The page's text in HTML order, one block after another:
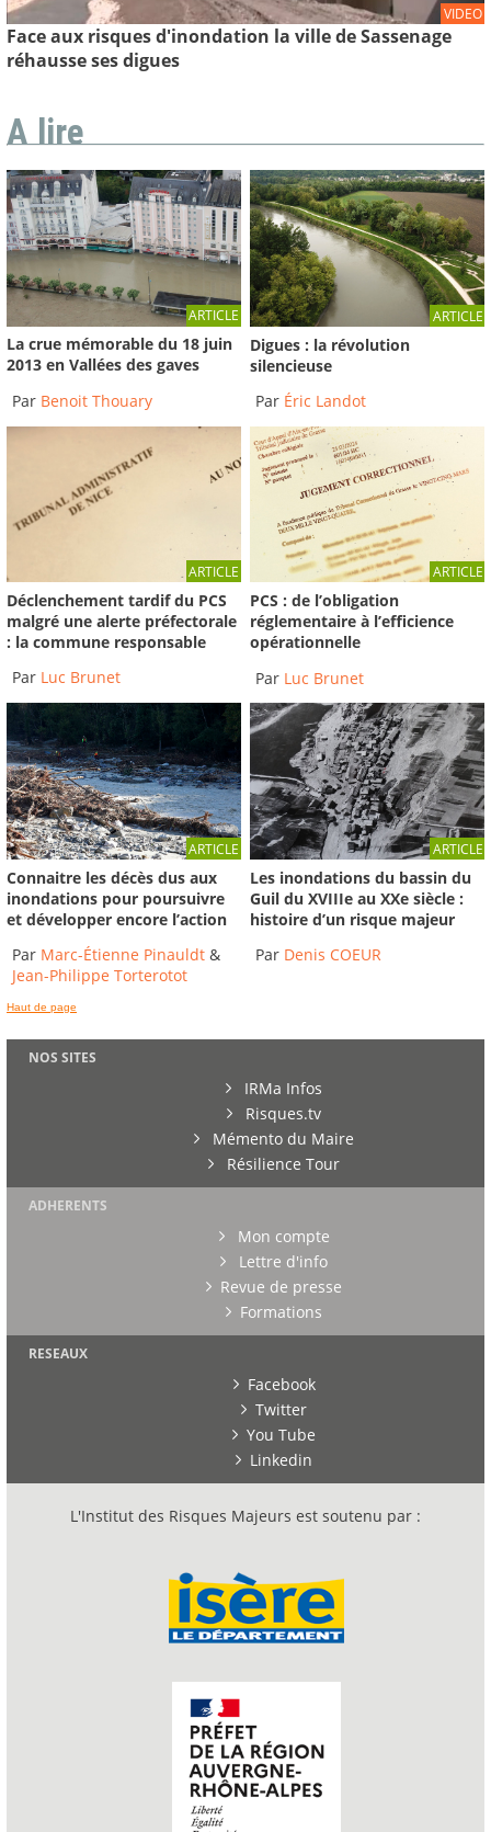
VIDEO
Face aux risques d'inondation la ville de Sassenage
réhausse ses digues
A lire
ARTICLE
La crue mémorable du 18 juin
2013 en Vallées des gaves
Par Benoit Thouary
ARTICLE
Digues : la révolution
silencieuse
Par Éric Landot
ARTICLE
Déclenchement tardif du PCS
malgré une alerte préfectorale
: la commune responsable
Par Luc Brunet
ARTICLE
PCS : de l’obligation
réglementaire à l’efficience
opérationnelle
Par Luc Brunet
ARTICLE
Connaitre les décès dus aux
inondations pour poursuivre
et développer encore l’action
Par Marc-Étienne Pinauldt &
Jean-Philippe Torterotot
ARTICLE
Les inondations du bassin du
Guil du XVIIIe au XXe siècle :
histoire d’un risque majeur
Par Denis COEUR
Haut de page
NOS SITES
IRMa Infos
Risques.tv
Mémento du Maire
Résilience Tour
ADHERENTS
Mon compte
Lettre d'info
Revue de presse
Formations
RESEAUX
Facebook
Twitter
You Tube
Linkedin
L'Institut des Risques Majeurs est soutenu par :